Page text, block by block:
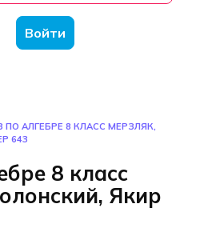
Войти
ПО АЛГЕБРЕ 8 КЛАСС МЕРЗЛЯК,
643
8 класс
Якир